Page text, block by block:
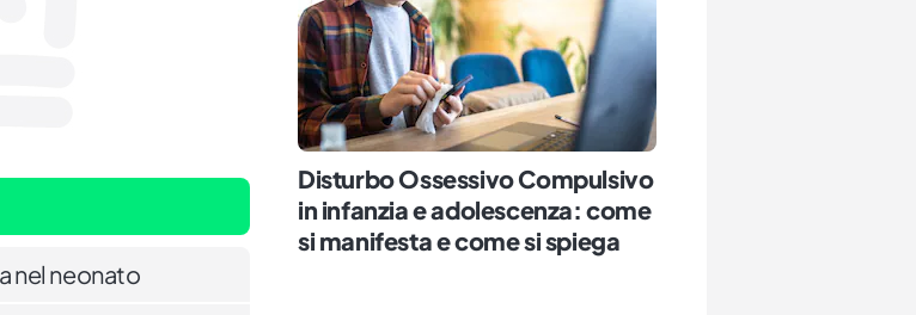
nel neonato
Disturbo Ossessivo Compulsivo
in infanzia e adolescenza: come
si manifesta e come si spiega